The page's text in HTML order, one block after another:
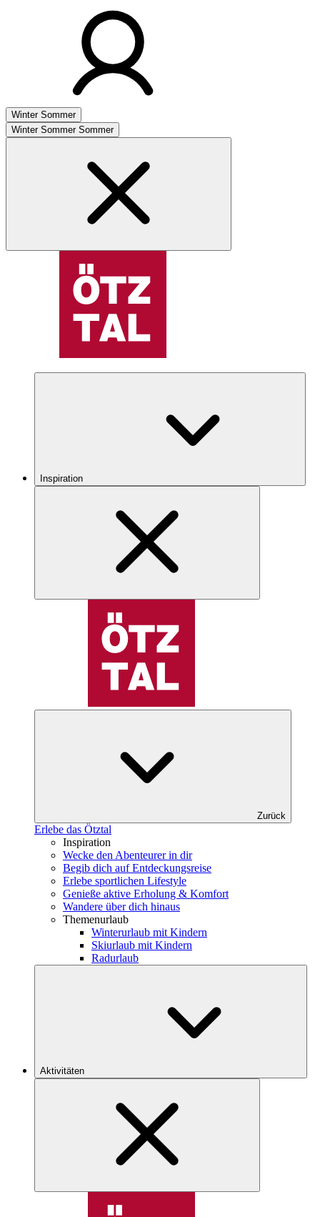
Winter Sommer
Winter Sommer Sommer
Inspiration
Zurück
Erlebe das Ötztal
Inspiration
Wecke den Abenteurer in dir
Begib dich auf Entdeckungsreise
Erlebe sportlichen Lifestyle
Genieße aktive Erholung & Komfort
Wandere über dich hinaus
Themenurlaub
Winterurlaub mit Kindern
Skiurlaub mit Kindern
Radurlaub
Aktivitäten